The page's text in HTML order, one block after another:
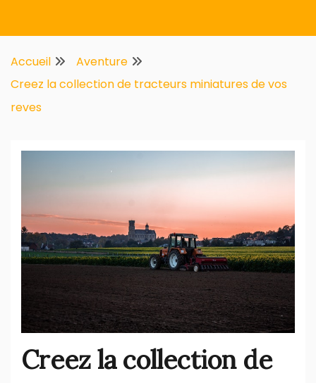
Multifirstnet
Accueil
Aventure
Creez la collection de tracteurs miniatures de vos
reves
Creez la collection de